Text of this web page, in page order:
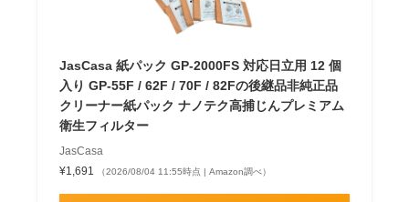
JasCasa 紙パック GP-2000FS 対応日立用 12 個
入り GP-55F / 62F / 70F / 82Fの後継品非純正品
クリーナー紙パック ナノテク高捕じんプレミアム
衛生フィルター
JasCasa
¥1,691
（2026/08/04 11:55時点 | Amazon調べ）